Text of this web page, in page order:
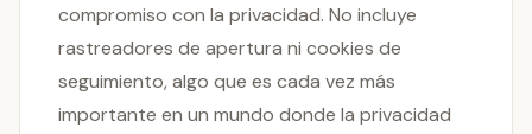
compromiso con la privacidad. No incluye
rastreadores de apertura ni cookies de
seguimiento, algo que es cada vez más
importante en un mundo donde la privacidad